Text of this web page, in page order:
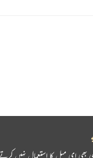
ای میل کا استعمال نہیں